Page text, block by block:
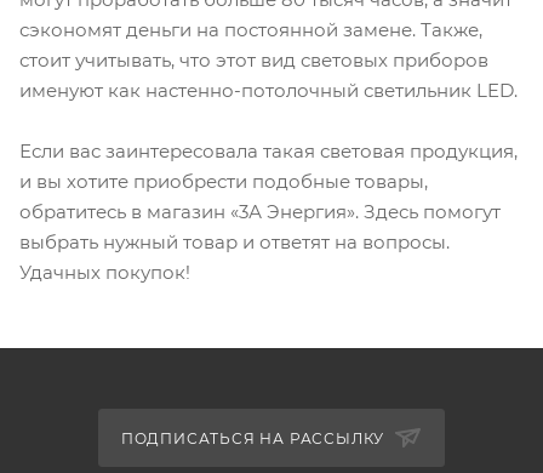
сэкономят деньги на постоянной замене. Также,
стоит учитывать, что этот вид световых приборов
именуют как настенно-потолочный светильник LED.
Если вас заинтересовала такая световая продукция,
и вы хотите приобрести подобные товары,
обратитесь в магазин «3А Энергия». Здесь помогут
выбрать нужный товар и ответят на вопросы.
Удачных покупок!
ПОДПИСАТЬСЯ НА РАССЫЛКУ